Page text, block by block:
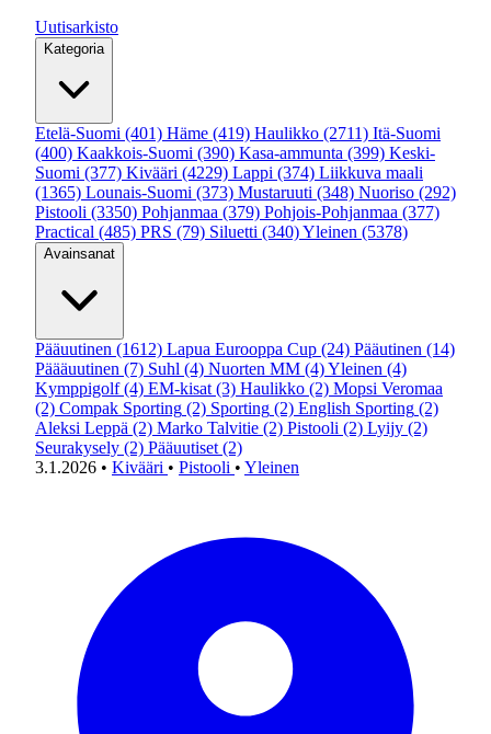
Uutisarkisto
Kategoria
Etelä-Suomi (401) Häme (419) Haulikko (2711) Itä-Suomi
(400) Kaakkois-Suomi (390) Kasa-ammunta (399) Keski-
Suomi (377) Kivääri (4229) Lappi (374) Liikkuva maali
(1365) Lounais-Suomi (373) Mustaruuti (348) Nuoriso (292)
Pistooli (3350) Pohjanmaa (379) Pohjois-Pohjanmaa (377)
Practical (485) PRS (79) Siluetti (340)Yleinen (5378)
Avainsanat
Pääuutinen (1612) Lapua Eurooppa Cup (24) Pääutinen (14)
Päääuutinen (7) Suhl (4) Nuorten MM (4)Yleinen (4)
Kymppigolf (4) EM-kisat (3) Haulikko (2) Mopsi Veromaa
(2) Compak Sporting (2) Sporting (2) English Sporting (2)
Aleksi Leppä (2) Marko Talvitie (2) Pistooli (2) Lyijy (2)
Seurakysely (2) Pääuutiset (2)
3.1.2026 • Kivääri • Pistooli • Yleinen